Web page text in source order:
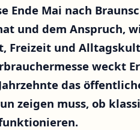
Ende Mai nach
und dem Anspruch,
Freizeit und
weckt
das
zeigen muss, ob